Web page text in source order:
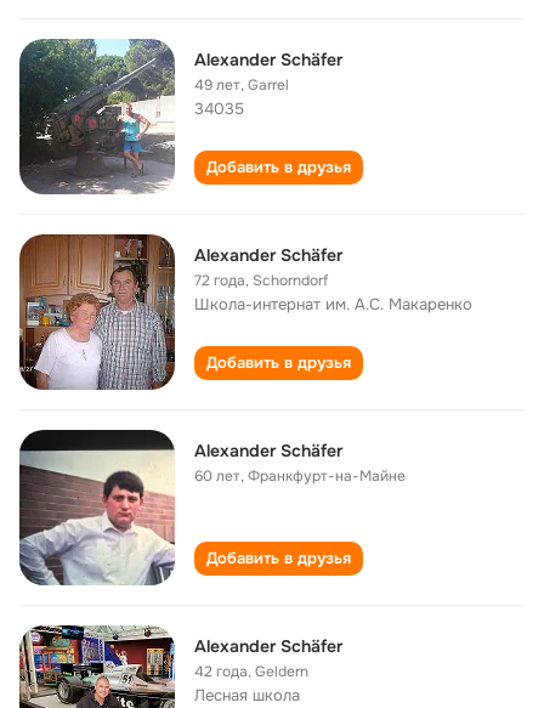
Alexander Schäfer
49 лет,Garrel
34035
Добавить в друзья
Alexander Schäfer
72 года, Schorndorf
Школа-интернат им. А.С. Макаренко
Добавить в друзья
Alexander Schäfer
60 лет,Франкфурт-на-Майне
Добавить в друзья
Alexander Schäfer
42 года,Geldern
Лесная школа